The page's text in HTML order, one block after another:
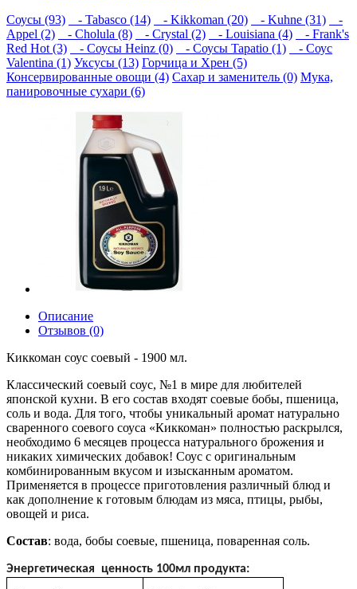
Соусы (93)
- Tabasco (14) - Kikkoman (20) - Kuhne (31)
-
Appel (2)
- Cholula (8) - Crystal (2) - Louisiana (4)
- Frank's
Red Hot (3)
- Соусы Heinz (0) - Соусы Tapatio (1)
- Соус
Valentina (1) Уксусы (13) Горчица и Хрен (5)
Консервированные овощи (4) Сахар и заменитель (0) Мука,
панировочные сухари (6)
Описание
Отзывов (0)
Киккоман соус соевый - 1900 мл.
Классический соевый соус, №1 в мире для любителей
японской кухни. В его состав входят соевые бобы, пшеница,
соль и вода. Для того, чтобы уникальный аромат натурально
сваренного соевого соуса «Киккоман» полностью раскрылся,
необходимо 6 месяцев процесса натурального брожения и
никаких химических добавок! Соус с оригинальным
комбинированным вкусом и изысканным ароматом.
Применяется в процессе приготовления различный блюд и
как дополнение к готовым блюдам из мяса, птицы, рыбы,
овощей и риса.
Состав: вода, бобы соевые, пшеница, поваренная соль.
Энергетическая ценность 100мл продукта: